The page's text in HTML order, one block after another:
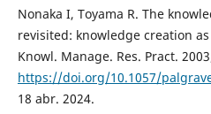
Nonaka I, Toyama R. The
revisited: knowledge creation
Knowl. Manage. Res. Pract.
https://doi.org/10.1057/
18 abr. 2024.